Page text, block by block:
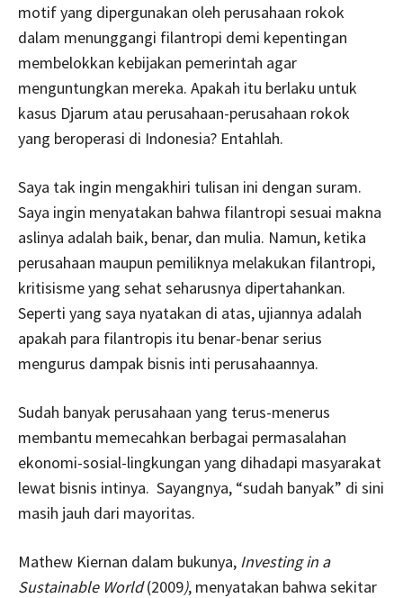
motif yang dipergunakan oleh perusahaan rokok
dalam menunggangi filantropi demi kepentingan
membelokkan kebijakan pemerintah agar
menguntungkan mereka. Apakah itu berlaku untuk
kasus Djarum atau perusahaan-perusahaan rokok
yang beroperasi di Indonesia? Entahlah.
Saya tak ingin mengakhiri tulisan ini dengan suram.
Saya ingin menyatakan bahwa filantropi sesuai makna
aslinya adalah baik, benar, dan mulia. Namun, ketika
perusahaan maupun pemiliknya melakukan filantropi,
kritisisme yang sehat seharusnya dipertahankan.
Seperti yang saya nyatakan di atas, ujiannya adalah
apakah para filantropis itu benar-benar serius
mengurus dampak bisnis inti perusahaannya.
Sudah banyak perusahaan yang terus-menerus
membantu memecahkan berbagai permasalahan
ekonomi-sosial-lingkungan yang dihadapi masyarakat
lewat bisnis intinya. Sayangnya, “sudah banyak” di sini
masih jauh dari mayoritas.
Mathew Kiernan dalam bukunya, Investing in a
Sustainable World(2009), menyatakan bahwa sekitar